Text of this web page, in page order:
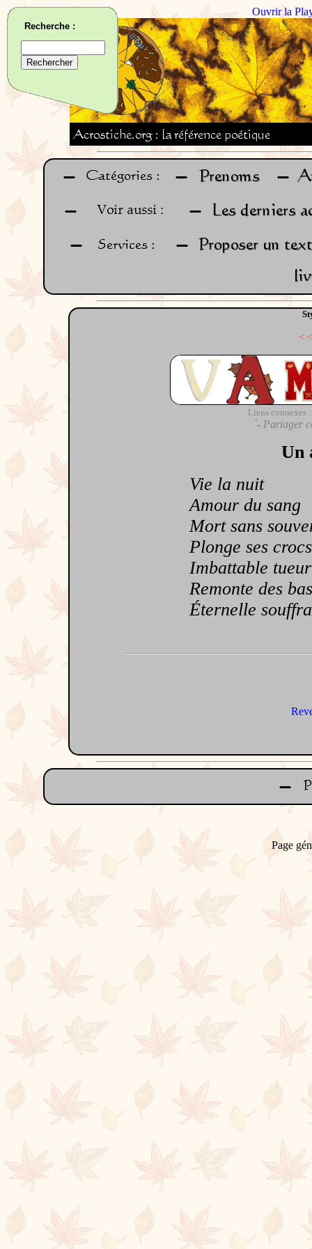
Ouvrir la
Liens connexes :
`- Partager
Un
Vie la nuit
Amour du sang
Mort sans
Plonge ses crocs
Imbattable tueur
Remonte des
Éternelle
Recherche :
Page